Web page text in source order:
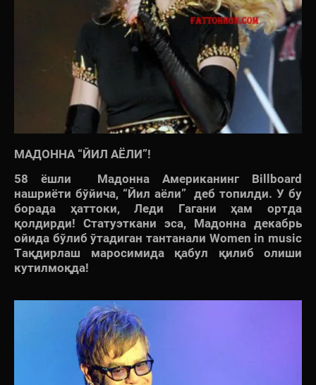
МАДОННА “ЙИЛ АЁЛИ”!
58 ёшли Мадонна Американинг Billboard
нашриёти бўйича, “Йил аёли” деб топилди. У бу
борада ҳаттоки, Леди Гагани ҳам ортда
қолдирди! Статуэткани эса, Мадонна декабрь
ойида бўлиб ўтадиган тантанали Women in music
Тақдирлаш маросимида қабул қилиб олиши
кутилмоқда!